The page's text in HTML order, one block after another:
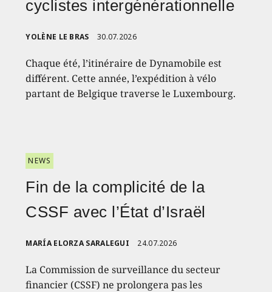
cyclistes intergénérationnelle
YOLÈNE LE BRAS 30.07.2026
Chaque été, l’itinéraire de Dynamobile est
différent. Cette année, l’expédition à vélo
partant de Belgique traverse le Luxembourg.
NEWS
Fin de la complicité de la
CSSF avec l’État d’Israël
MARÍA ELORZA SARALEGUI 24.07.2026
La Commission de surveillance du secteur
financier (CSSF) ne prolongera pas les